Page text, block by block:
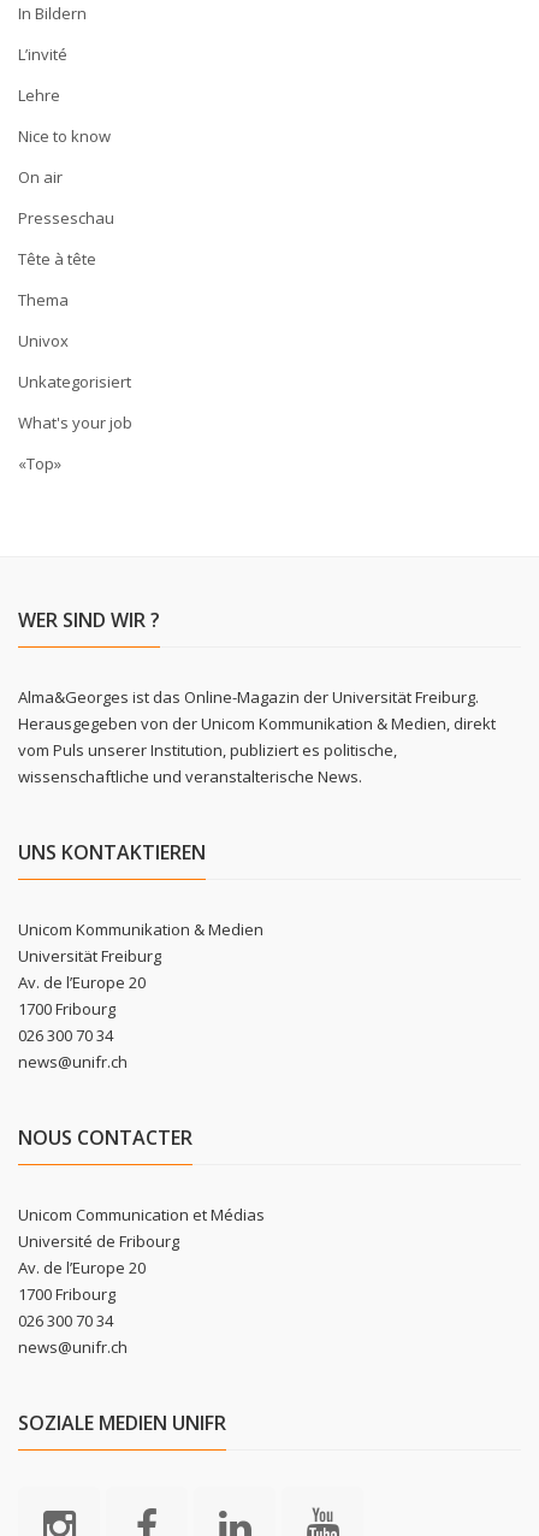
In Bildern
L’invité
Lehre
Nice to know
On air
Presseschau
Tête à tête
Thema
Univox
Unkategorisiert
What's your job
«Top»
WER SIND WIR ?
Alma&Georges ist das Online-Magazin der Universität Freiburg.
Herausgegeben von der Unicom Kommunikation & Medien, direkt
vom Puls unserer Institution, publiziert es politische,
wissenschaftliche und veranstalterische News.
UNS KONTAKTIEREN
Unicom Kommunikation & Medien
Universität Freiburg
Av. de l’Europe 20
1700 Fribourg
026 300 70 34
news@unifr.ch
NOUS CONTACTER
Unicom Communication et Médias
Université de Fribourg
Av. de l’Europe 20
1700 Fribourg
026 300 70 34
news@unifr.ch
SOZIALE MEDIEN UNIFR